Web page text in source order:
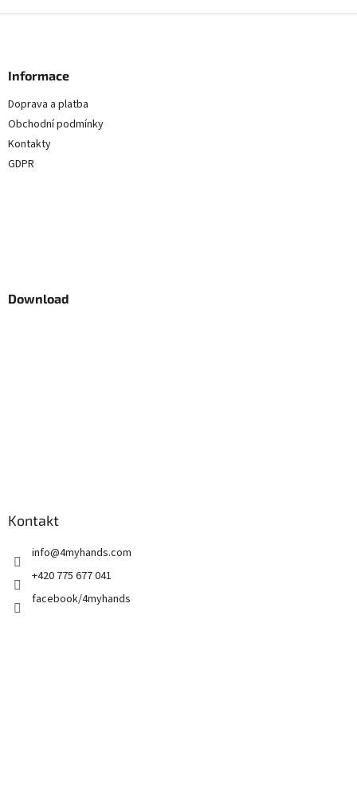
Informace
Doprava a platba
Obchodní podmínky
Kontakty
GDPR
Download
Kontakt
info@4myhands.com
+420 775 677 041
facebook/4myhands